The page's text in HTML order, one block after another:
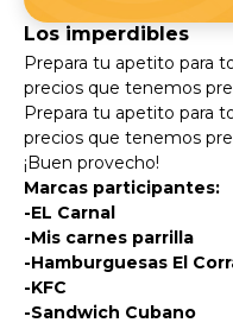
Los imperdibles
Prepara tu apetito para
precios que tenemos
Prepara tu apetito para
precios que tenemos
¡Buen provecho!
Marcas participantes:
-EL Carnal
-Mis carnes parrilla
-Hamburguesas El
-KFC
-Sandwich Cubano